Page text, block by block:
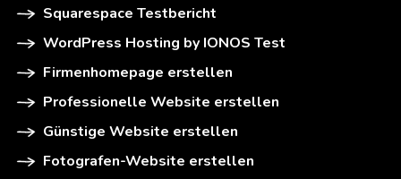
Squarespace Testbericht
WordPress Hosting by IONOS Test
Firmenhomepage erstellen
Professionelle Website erstellen
Günstige Website erstellen
Fotografen-Website erstellen